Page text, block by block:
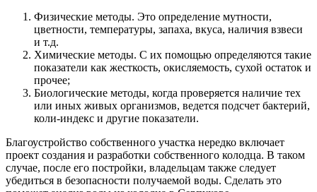
Физические методы. Это определение мутности,
цветности, температуры, запаха, вкуса, наличия взвеси
и т.д.
Химические методы. С их помощью определяются такие
показатели как жесткость, окисляемость, сухой остаток и
прочее;
Биологические методы, когда проверяется наличие тех
или иных живых организмов, ведется подсчет бактерий,
коли-индекс и другие показатели.
Благоустройство собственного участка нередко включает
проект создания и разработки собственного колодца. В таком
случае, после его постройки, владельцам также следует
убедиться в безопасности получаемой воды. Сделать это